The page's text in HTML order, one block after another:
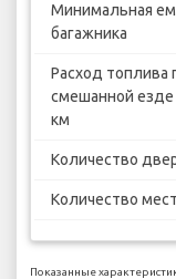
Минимальная
багажника
Расход топлива
смешанной езде
км
Количество
Количество мест
Показанные